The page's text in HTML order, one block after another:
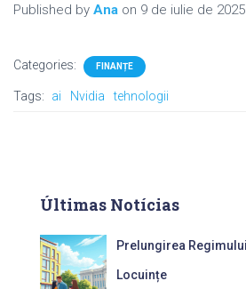
Published by Ana on 9 de iulie de 2025
Categories: FINANȚE
Tags: ai Nvidia tehnologii
Últimas Notícias
Prelungirea
Locuințe